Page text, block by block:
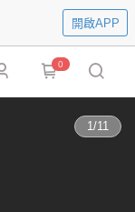
開啟APP
0
1/11